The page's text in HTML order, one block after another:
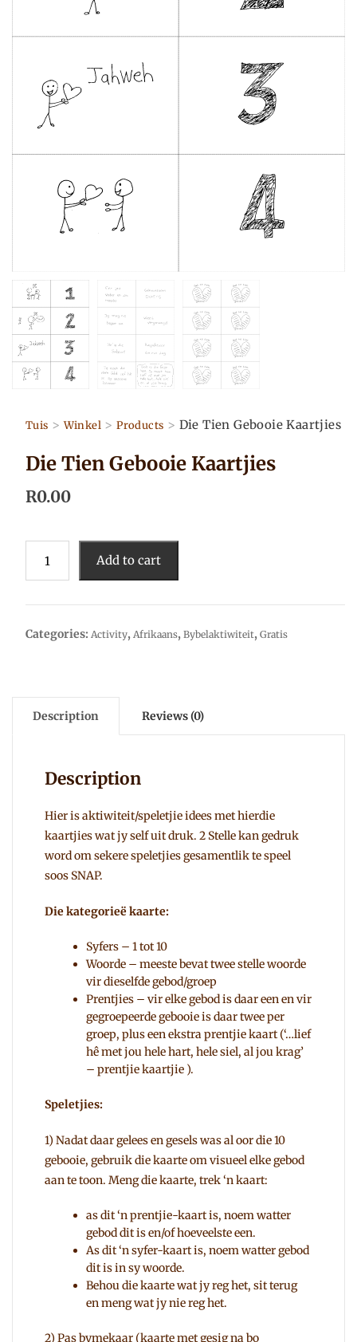
Tuis >Winkel>Products > Die Tien Gebooie Kaartjies
Die Tien Gebooie Kaartjies
R0.00
Tien
Kaartjies
quantity
Add to cart
Categories: Activity, Afrikaans, Bybelaktiwiteit, Gratis
Description Reviews (0)
Description
Hier is aktiwiteit/speletjie idees met hierdie
kaartjies wat jy self uit druk. 2 Stelle kan gedruk
word om sekere speletjies gesamentlik te speel
soos SNAP.
Die kategorieë kaarte:
Syfers – 1 tot 10
Woorde – meeste bevat twee stelle woorde
vir dieselfde gebod/groep
Prentjies – vir elke gebod is daar een en vir
gegroepeerde gebooie is daar twee per
groep, plus een ekstra prentjie kaart (‘…lief
hê met jou hele hart, hele siel, al jou krag’
– prentjie kaartjie ).
Speletjies:
1) Nadat daar gelees en gesels was al oor die 10
gebooie, gebruik die kaarte om visueel elke gebod
aan te toon. Meng die kaarte, trek ‘n kaart:
as dit ‘n prentjie-kaart is, noem watter
gebod dit is en/of hoeveelste een.
As dit ‘n syfer-kaart is, noem watter gebod
dit is in sy woorde.
Behou die kaarte wat jy reg het, sit terug
en meng wat jy nie reg het.
2) Pas bymekaar (kaarte met gesig na bo